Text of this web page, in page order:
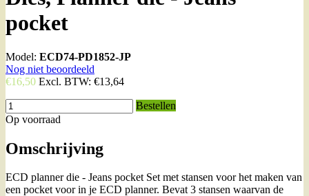
pocket
Model: ECD74-PD1852-JP
Nog niet beoordeeld
€16,50 Excl. BTW: €13,64
Bestellen
Op voorraad
Omschrijving
ECD planner die - Jeans pocket Set met stansen voor het maken van
een pocket voor in je ECD planner. Bevat 3 stansen waarvan de